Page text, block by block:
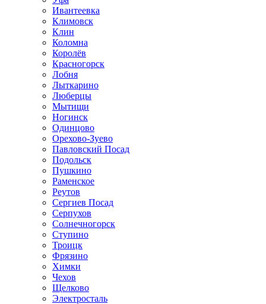
Ивантеевка
Климовск
Клин
Коломна
Королёв
Красногорск
Лобня
Лыткарино
Люберцы
Мытищи
Ногинск
Одинцово
Орехово-Зуево
Павловский Посад
Подольск
Пушкино
Раменское
Реутов
Сергиев Посад
Серпухов
Солнечногорск
Ступино
Троицк
Фрязино
Химки
Чехов
Щелково
Электросталь